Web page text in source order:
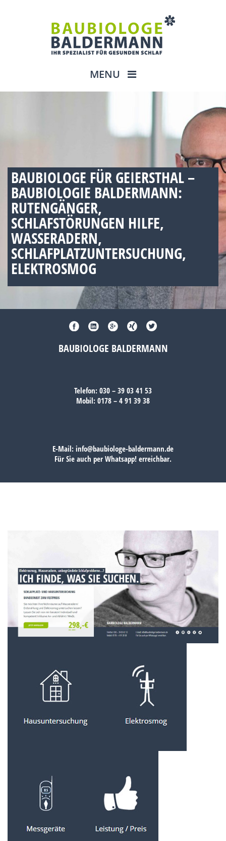
MENU
BAUBIOLOGE FÜR GEIERSTHAL –
BAUBIOLOGIE BALDERMANN:
RUTENGÄNGER,
SCHLAFSTÖRUNGEN HILFE,
WASSERADERN,
SCHLAFPLATZUNTERSUCHUNG,
ELEKTROSMOG
BAUBIOLOGE BALDERMANN
Telefon: 030 – 39 03 41 53
Mobil: 0178 – 4 91 39 38
E-Mail: info@baubiologe-baldermann.de
Für Sie auch per Whatsapp! erreichbar.